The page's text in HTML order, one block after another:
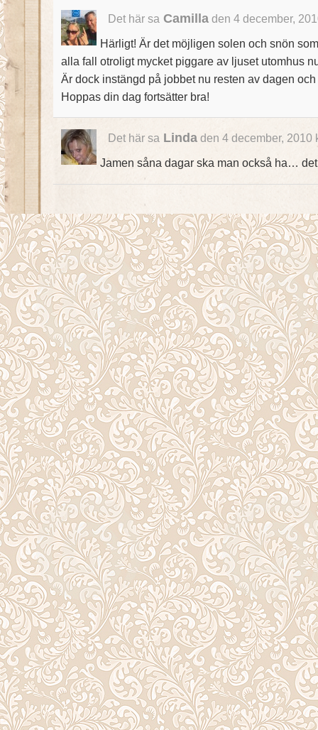
Det här sa Camilladen 4 december,
Härligt! Är det möjligen solen och snön
alla fall otroligt mycket piggare av ljuset utomhus
Är dock instängd på jobbet nu resten av dagen
Hoppas din dag fortsätter bra!
Det här sa Lindaden 4 december, 2010
Jamen såna dagar ska man också ha…